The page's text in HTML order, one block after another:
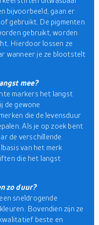
bijvoorbeeld, gaan er
gebruikt. De pigmenten
gebruikt, worden
Hierdoor lossen ze
wanneer je ze blootstelt
mee?
markers het langst
de gewone
die de levensduur
Als je op zoek bent
de verschillende
van het merk
die het langst
zo duur?
sneldrogende
Bovendien zijn ze
beste en